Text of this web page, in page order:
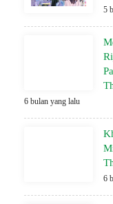
5
6 bulan yang lalu
6